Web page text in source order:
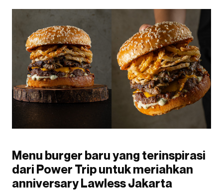
Menu burger baru yang terinspirasi
dari Power Trip untuk meriahkan
anniversary Lawless Jakarta